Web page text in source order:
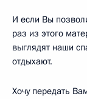
И если Вы
раз из этого
выглядят наши
отдыхают.
Хочу передать